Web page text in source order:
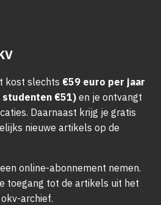
kost slechts €59 euro per jaar
studenten €51) en je ontvangt
Daarnaast krijg je gratis
nieuwe artikels op de
online-abonnement nemen.
toegang tot de artikels uit het
archief.